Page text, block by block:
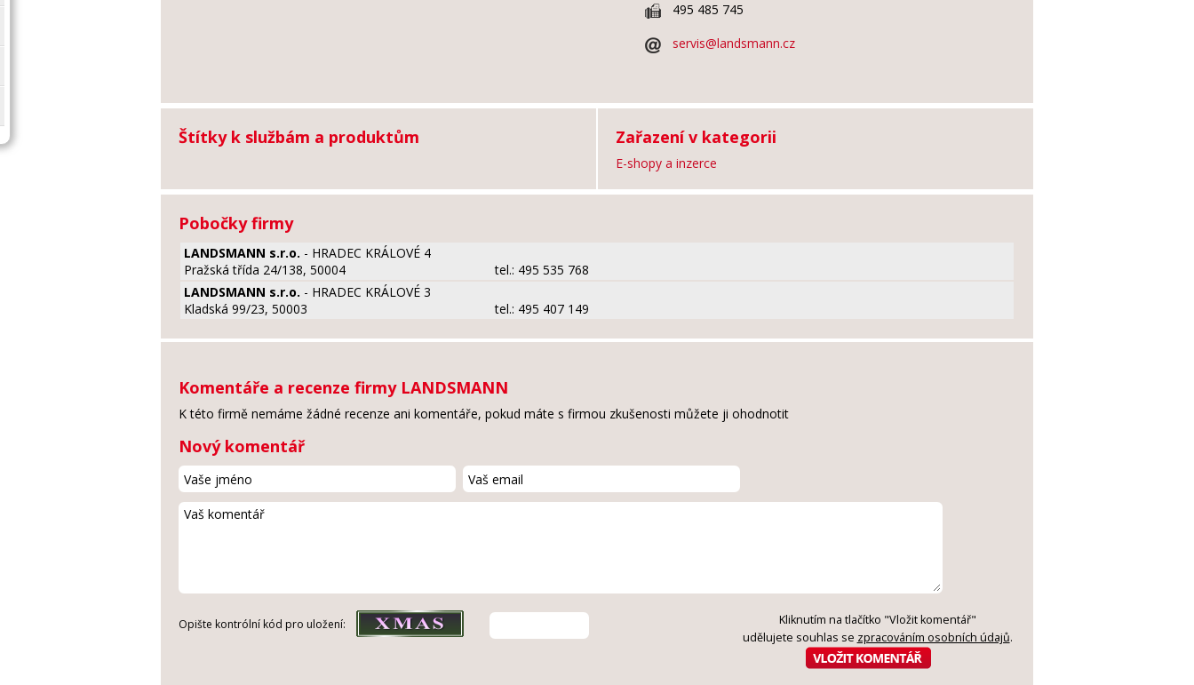
495 485 745
servis@landsmann.cz
Štítky k službám a produktům Zařazení v kategorii
E-shopy a inzerce
Pobočky firmy
LANDSMANN s.r.o. - HRADEC KRÁLOVÉ 4
Pražská třída 24/138, 50004
tel.: 495 535 768
LANDSMANN s.r.o. - HRADEC KRÁLOVÉ 3
Kladská 99/23, 50003
tel.: 495 407 149
Komentáře a recenze firmy LANDSMANN
K této firmě nemáme žádné recenze ani komentáře, pokud máte s firmou zkušenosti můžete ji ohodnotit
Nový komentář
Opište kontrólní kód pro uložení:
Kliknutím na tlačítko "Vložit komentář"
udělujete souhlas se zpracováním osobních údajů.